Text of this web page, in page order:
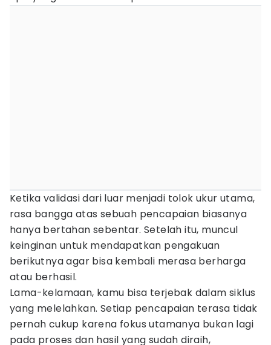
Ketika validasi dari luar menjadi tolok ukur utama,
rasa bangga atas sebuah pencapaian biasanya
hanya bertahan sebentar. Setelah itu, muncul
keinginan untuk mendapatkan pengakuan
berikutnya agar bisa kembali merasa berharga
atau berhasil.
Lama-kelamaan, kamu bisa terjebak dalam siklus
yang melelahkan. Setiap pencapaian terasa tidak
pernah cukup karena fokus utamanya bukan lagi
pada proses dan hasil yang sudah diraih,